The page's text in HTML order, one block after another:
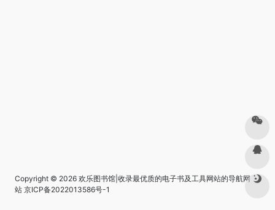
Copyright © 2026 欢乐图书馆|收录最优质的电子书及工具网站的导航网
站 京ICP备2022013586号-1